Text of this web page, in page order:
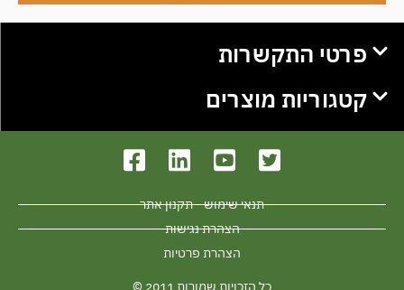
פרטי התקשרות
קטגוריות מוצרים
תנאי שימוש - תקנון אתר
הצהרת נגישות
הצהרת פרטיות
כל הזכויות שמורות 2011 ©